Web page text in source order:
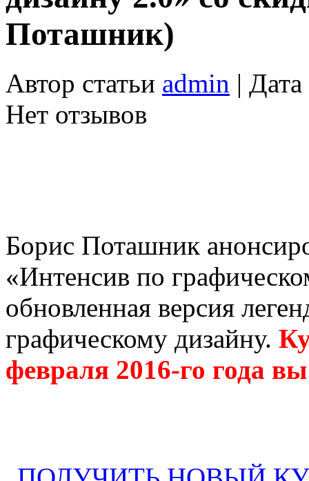
Поташник)
Автор статьи admin |
Нет отзывов
Борис Поташник
«Интенсив по
обновленная версия
графическому дизайну.
февраля 2016-го года